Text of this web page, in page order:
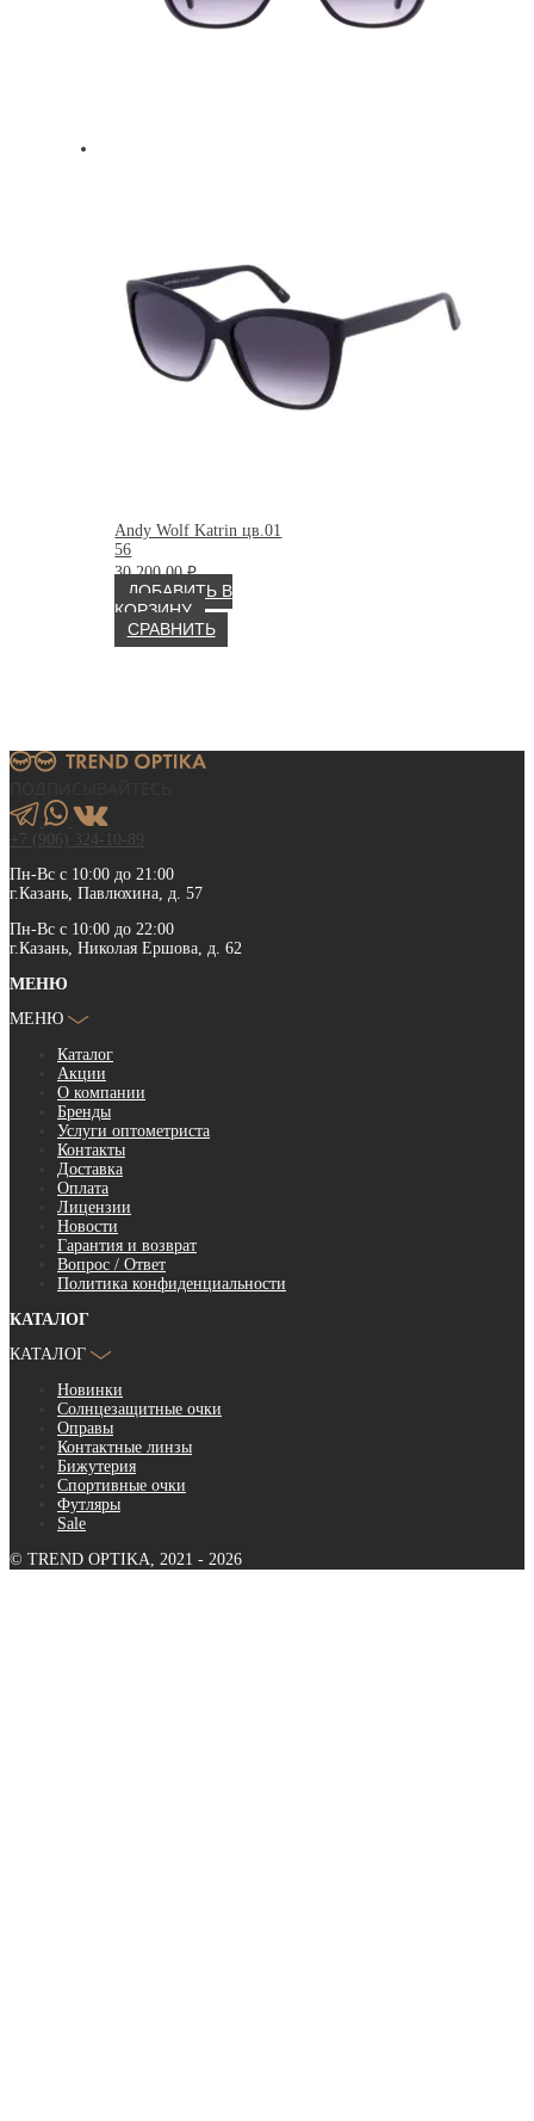
Andy Wolf Katrin цв.01
56
30 200.00₽
ДОБАВИТЬ В
КОРЗИНУ
СРАВНИТЬ
+7 (906) 324-10-89
Пн-Вс с 10:00 до 21:00
г.Казань, Павлюхина, д. 57
Пн-Вс с 10:00 до 22:00
г.Казань, Николая Ершова, д. 62
МЕНЮ
МЕНЮ
Каталог
Акции
О компании
Бренды
Услуги оптометриста
Контакты
Доставка
Оплата
Лицензии
Новости
Гарантия и возврат
Вопрос / Ответ
Политика конфиденциальности
КАТАЛОГ
КАТАЛОГ
Новинки
Солнцезащитные очки
Оправы
Контактные линзы
Бижутерия
Спортивные очки
Футляры
Sale
© TREND OPTIKA, 2021 - 2026